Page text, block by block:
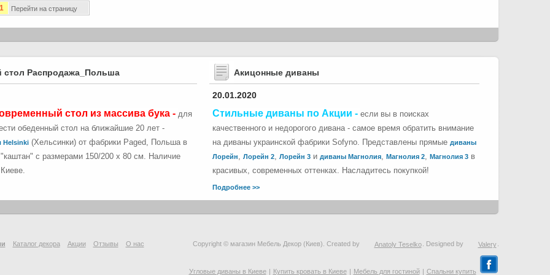
1 Перейти на страницу
стол Распродажа_Польша
стол из массива бука - для
обеденный стол на ближайшие 20 лет -
Helsinki (Хельсинки) от фабрики Paged, Польша в
с размерами 150/200 х 80 см. Наличие
Акицонные диваны
20.01.2020
Стильные диваны по Акции - если вы в поисках
качественного и недорогого дивана - самое время обратить внимание
на диваны украинской фабрики Sofyno. Представлены прямые диваны
Лорейн, Лорейн 2, Лорейн 3 и диваны Магнолия, Магнолия 2, Магнолия 3 в
красивых, современных оттенках. Насладитесь покупкой!
Подробнее >>
Каталог декора Акции Отзывы О нас Copyright © магазин Мебель Декор (Киев). Created by Anatoly Teselko . Designed by Valery .
Угловые диваны в Киеве Купить кровать в Киеве Мебель для гостиной Спальни купить